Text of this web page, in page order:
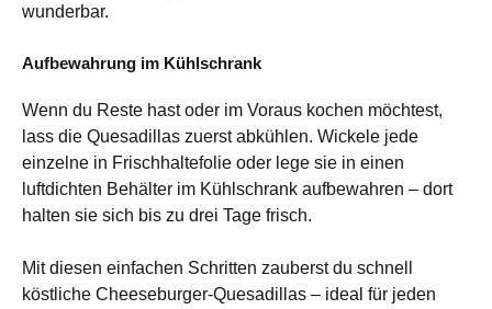
wunderbar.
Aufbewahrung im Kühlschrank
Wenn du Reste hast oder im Voraus kochen möchtest,
lass die Quesadillas zuerst abkühlen. Wickele jede
einzelne in Frischhaltefolie oder lege sie in einen
luftdichten Behälter im Kühlschrank aufbewahren – dort
halten sie sich bis zu drei Tage frisch.
Mit diesen einfachen Schritten zauberst du schnell
köstliche Cheeseburger-Quesadillas – ideal für jeden